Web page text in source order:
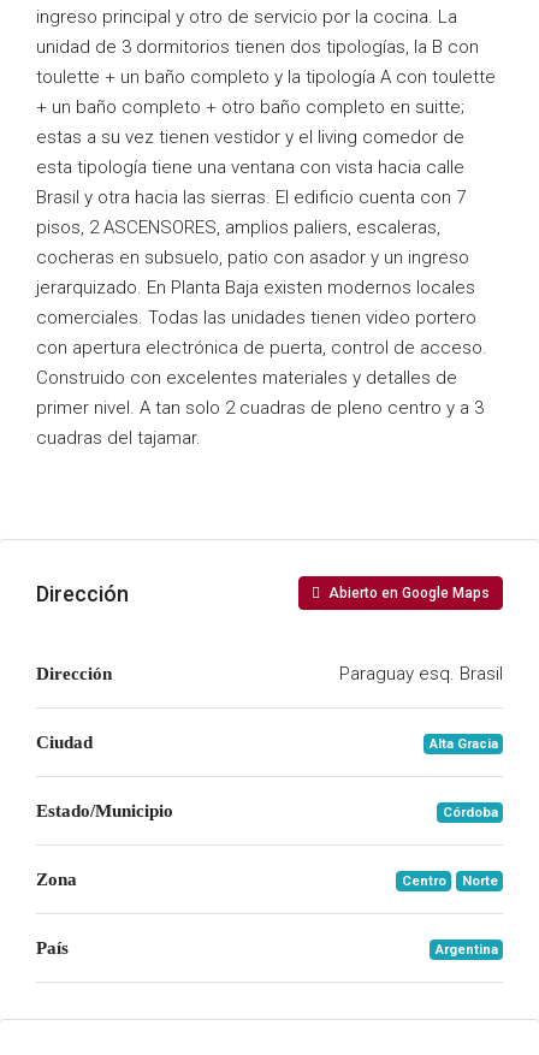
ingreso principal y otro de servicio por la cocina. La
unidad de 3 dormitorios tienen dos tipologías, la B con
toulette + un baño completo y la tipología A con toulette
+ un baño completo + otro baño completo en suitte;
estas a su vez tienen vestidor y el living comedor de
esta tipología tiene una ventana con vista hacia calle
Brasil y otra hacia las sierras. El edificio cuenta con 7
pisos, 2 ASCENSORES, amplios paliers, escaleras,
cocheras en subsuelo, patio con asador y un ingreso
jerarquizado. En Planta Baja existen modernos locales
comerciales. Todas las unidades tienen video portero
con apertura electrónica de puerta, control de acceso.
Construido con excelentes materiales y detalles de
primer nivel. A tan solo 2 cuadras de pleno centro y a 3
cuadras del tajamar.
Dirección Abierto en Google Maps
Dirección Paraguay esq. Brasil
Ciudad Alta Gracia
Estado/Municipio Córdoba
Zona Centro Norte
País Argentina